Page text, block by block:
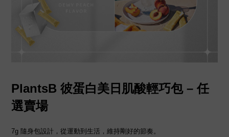
PlantsB 彼蛋白美日肌酸輕巧包 – 任
選賣場
7g 隨身包設計，從運動到生活，維持剛好的節奏。